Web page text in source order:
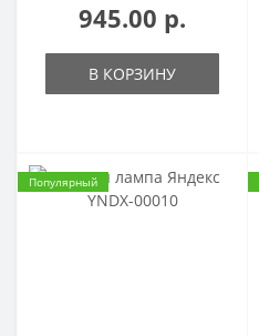
945.00 р.
В КОРЗИНУ
Популярный